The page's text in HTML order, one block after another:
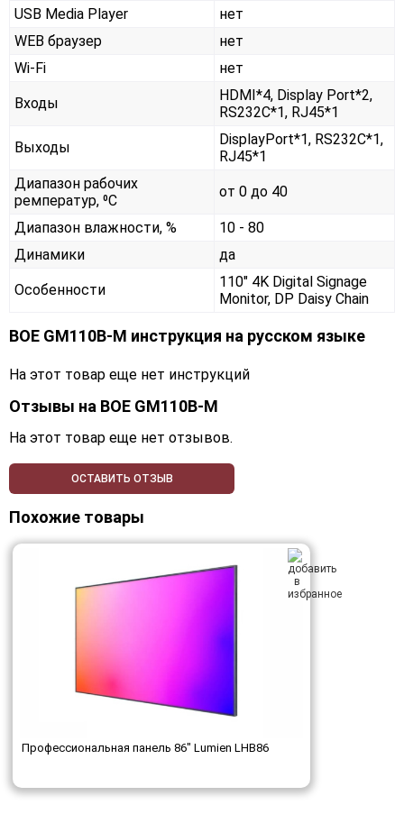
USB Media Player
нет
WEB браузер
нет
Wi-Fi
нет
Входы
HDMI*4, Display Port*2,
RS232С*1, RJ45*1
Выходы
DisplayPort*1, RS232С*1,
RJ45*1
Диапазон рабочих
ремператур, ⁰С
от 0 до 40
Диапазон влажности, %
10 - 80
Динамики
да
Особенности
110" 4K Digital Signage
Monitor, DP Daisy Chain
BOE GM110B-M инструкция на русском языке
На этот товар еще нет инструкций
Отзывы на BOE GM110B-M
На этот товар еще нет отзывов.
ОСТАВИТЬ ОТЗЫВ
Похожие товары
Профессиональная панель 86" Lumien LHB86